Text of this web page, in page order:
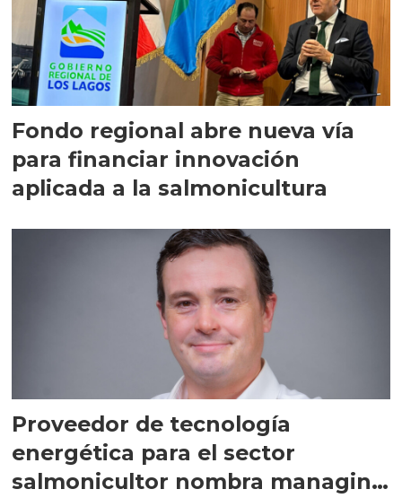
Fondo regional abre nueva vía
para financiar innovación
aplicada a la salmonicultura
Proveedor de tecnología
energética para el sector
salmonicultor nombra managing